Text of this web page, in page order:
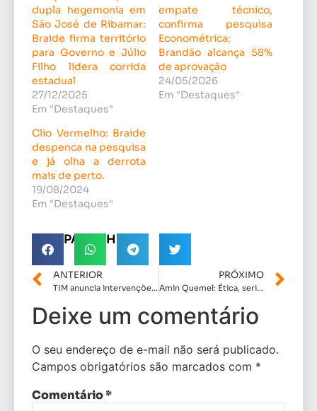
dupla hegemonia em
São José de Ribamar:
Braide firma território
para Governo e Júlio
Filho lidera corrida
estadual
27/12/2025
Em "Destaques"
empate técnico,
confirma pesquisa
Econométrica;
Brandão alcança 58%
de aprovação
24/05/2026
Em "Destaques"
Clio Vermelho: Braide
despenca na pesquisa
e já olha a derrota
mais de perto.
19/08/2024
Em "Destaques"
COMPARTILHE!
ANTERIOR
TIM anuncia intervenções técnicas e reforça cobertura após audiência presidida por Dr. Joel
PRÓXIMO
Amin Quemel: Ética, seriedade e trajetória de respeito a favor do povo .
Deixe um comentário
O seu endereço de e-mail não será publicado.
Campos obrigatórios são marcados com *
Comentário*